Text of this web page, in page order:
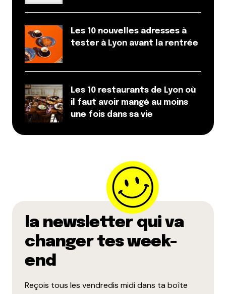
Les 10 nouvelles adresses à
tester à Lyon avant la rentrée
Les 10 restaurants de Lyon où
il faut avoir mangé au moins
une fois dans sa vie
la newsletter qui va
changer tes week-
end
Reçois tous les vendredis midi dans ta boîte